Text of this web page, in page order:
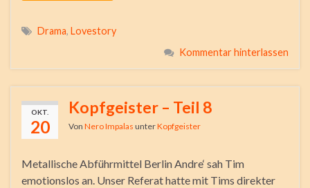
Drama, Lovestory
Kommentar hinterlassen
OKT.
20
Kopfgeister – Teil 8
Von Nero Impalas unterKopfgeister
Metallische Abführmittel Berlin Andre‘ sah Tim
emotionslos an. Unser Referat hatte mit Tims direkter